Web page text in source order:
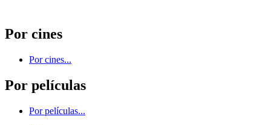
Por cines
Por cines...
Por películas
Por películas...